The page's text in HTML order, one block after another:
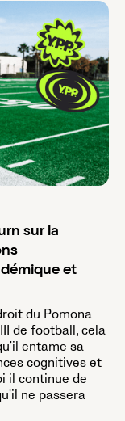
sur la
et
du Pomona
de football, cela
entame sa
cognitives et
il continue de
ne passera